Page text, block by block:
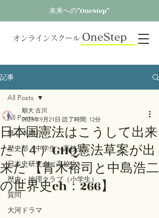
未来への”OneStep”
オンラインスクール OneStep
記事
All Posts
推し本紹介
歴史部（中学生～高校生）
日本史研究会（高校生）
歴史・地理クラブ（小学生）
質問
大河ドラマ
All Posts
日本国憲法はこうして出来
た（４）GHQ憲法草案が出
来た 【青木裕司と中島浩二
の世界史ch：266】
順大 古川
2023年9月21日 読了時間: 12分